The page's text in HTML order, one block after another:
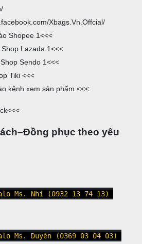
Xbags.Vn.Offcial/
Shopee 1<<<
Lazada 1<<<
Sendo 1<<<
Tiki <<<
kênh xem sản phẩm <<<
<<<
phục theo yêu
Ms. Nhi (0932 13 74 13)
Ms. Duyên (0369 03 04 03)